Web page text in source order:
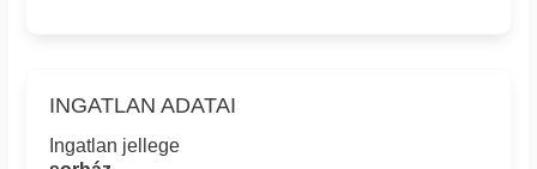
INGATLAN ADATAI
Ingatlan jellege